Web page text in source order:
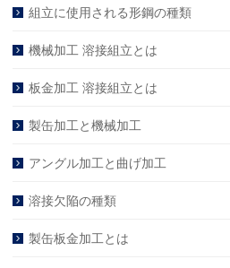
組立に使用される形鋼の種類
機械加工 溶接組立とは
板金加工 溶接組立とは
製缶加工と機械加工
アングル加工と曲げ加工
溶接欠陥の種類
製缶板金加工とは